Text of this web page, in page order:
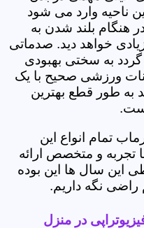
ناحیه وارد می شود
هنگام بلند شدن به
خواهد دید. صدماتی
گردد به سختی بهبودی
ورزشی صحیح با یک
به طور قطع بهترین
تمام انواع این
تجربه و متخصص ارائه
این سال ها این بوده
راضی نگه داریم.
در منزل